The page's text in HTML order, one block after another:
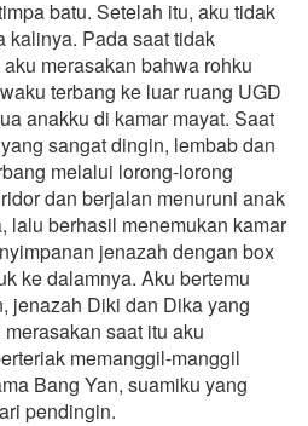
batu. Setelah itu, aku tidak
kalinya. Pada saat tidak
merasakan bahwa rohku
terbang ke luar ruang UGD
anakku di kamar mayat. Saat
sangat dingin, lembab dan
melalui lorong-lorong
dan berjalan menuruni anak
lalu berhasil menemukan kamar
jenazah dengan box
ke dalamnya. Aku bertemu
jenazah Diki dan Dika yang
saat itu aku
memanggil-manggil
Bang Yan, suamiku yang
pendingin.